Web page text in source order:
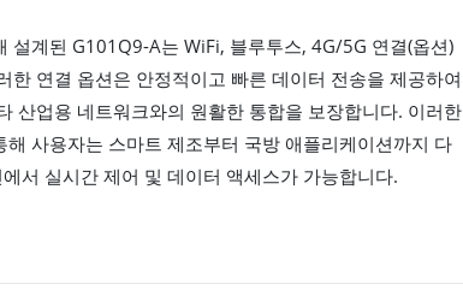
설계된 G101Q9-A는 WiFi, 블루투스, 4G/5G 연결(옵션)
한 연결 옵션은 안정적이고 빠른 데이터 전송을 제공하여
산업용 네트워크와의 원활한 통합을 보장합니다. 이러한
해 사용자는 스마트 제조부터 국방 애플리케이션까지 다
서 실시간 제어 및 데이터 액세스가 가능합니다.